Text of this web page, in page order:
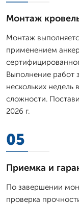
Монтаж
Монтаж
применением
Выполнение работ
нескольких
сложности.
2026 г.
05
Приемка и
По завершении
проверка